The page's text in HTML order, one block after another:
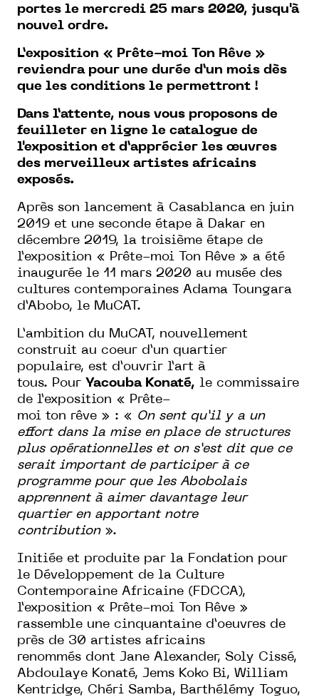
portes le mercredi 25 mars 2020, jusqu'à
nouvel ordre.
L’exposition « Prête-moi Ton Rêve »
reviendra pour une durée d’un mois dès
que les conditions le permettront !
Dans l’attente, nous vous proposons de
feuilleter en ligne le catalogue de
l'exposition et d’apprécier les œuvres
des merveilleux artistes africains
exposés.
Après son lancement à Casablanca en juin
2019 et une seconde étape à Dakar en
décembre 2019, la troisième étape de
l’exposition « Prête-moi Ton Rêve » a été
inaugurée le 11 mars 2020 au musée des
cultures contemporaines Adama Toungara
d’Abobo, le MuCAT.
L’ambition du MuCAT , nouvellement
construit au coeur d’un quartier
populaire, est d’ouvrir l’art à
tous. Pour Yacouba Konaté, le commissaire
de l’exposition « Prête-
moi ton rêve » : « On sent qu’il y a un
effort dans la mise en place de structures
plus opérationnelles et on s’est dit que ce
serait important de participer à ce
programme pour que les Abobolais
apprennent à aimer davantage leur
quartier en apportant notre
contribution».
Initiée et produite par la Fondation pour
le Développement de la Culture
Contemporaine Africaine (FDCCA),
l’exposition « Prête-moi Ton Rêve »
rassemble une cinquantaine d’oeuvres de
près de 30 artistes africains
renommés dont Jane Alexander, Soly Cissé,
Abdoulaye Konaté, Jems Koko Bi, William
Kentridge, Chéri Samba, Barthélémy Toguo,